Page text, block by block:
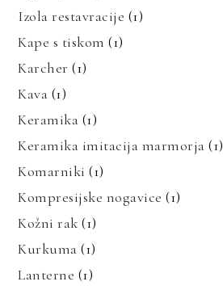
Izola restavracije (1)
Kape s tiskom (1)
Karcher (1)
Kava (1)
Keramika (1)
Keramika imitacija marmorja (1)
Komarniki (1)
Kompresijske nogavice (1)
Kožni rak (1)
Kurkuma (1)
Lanterne (1)